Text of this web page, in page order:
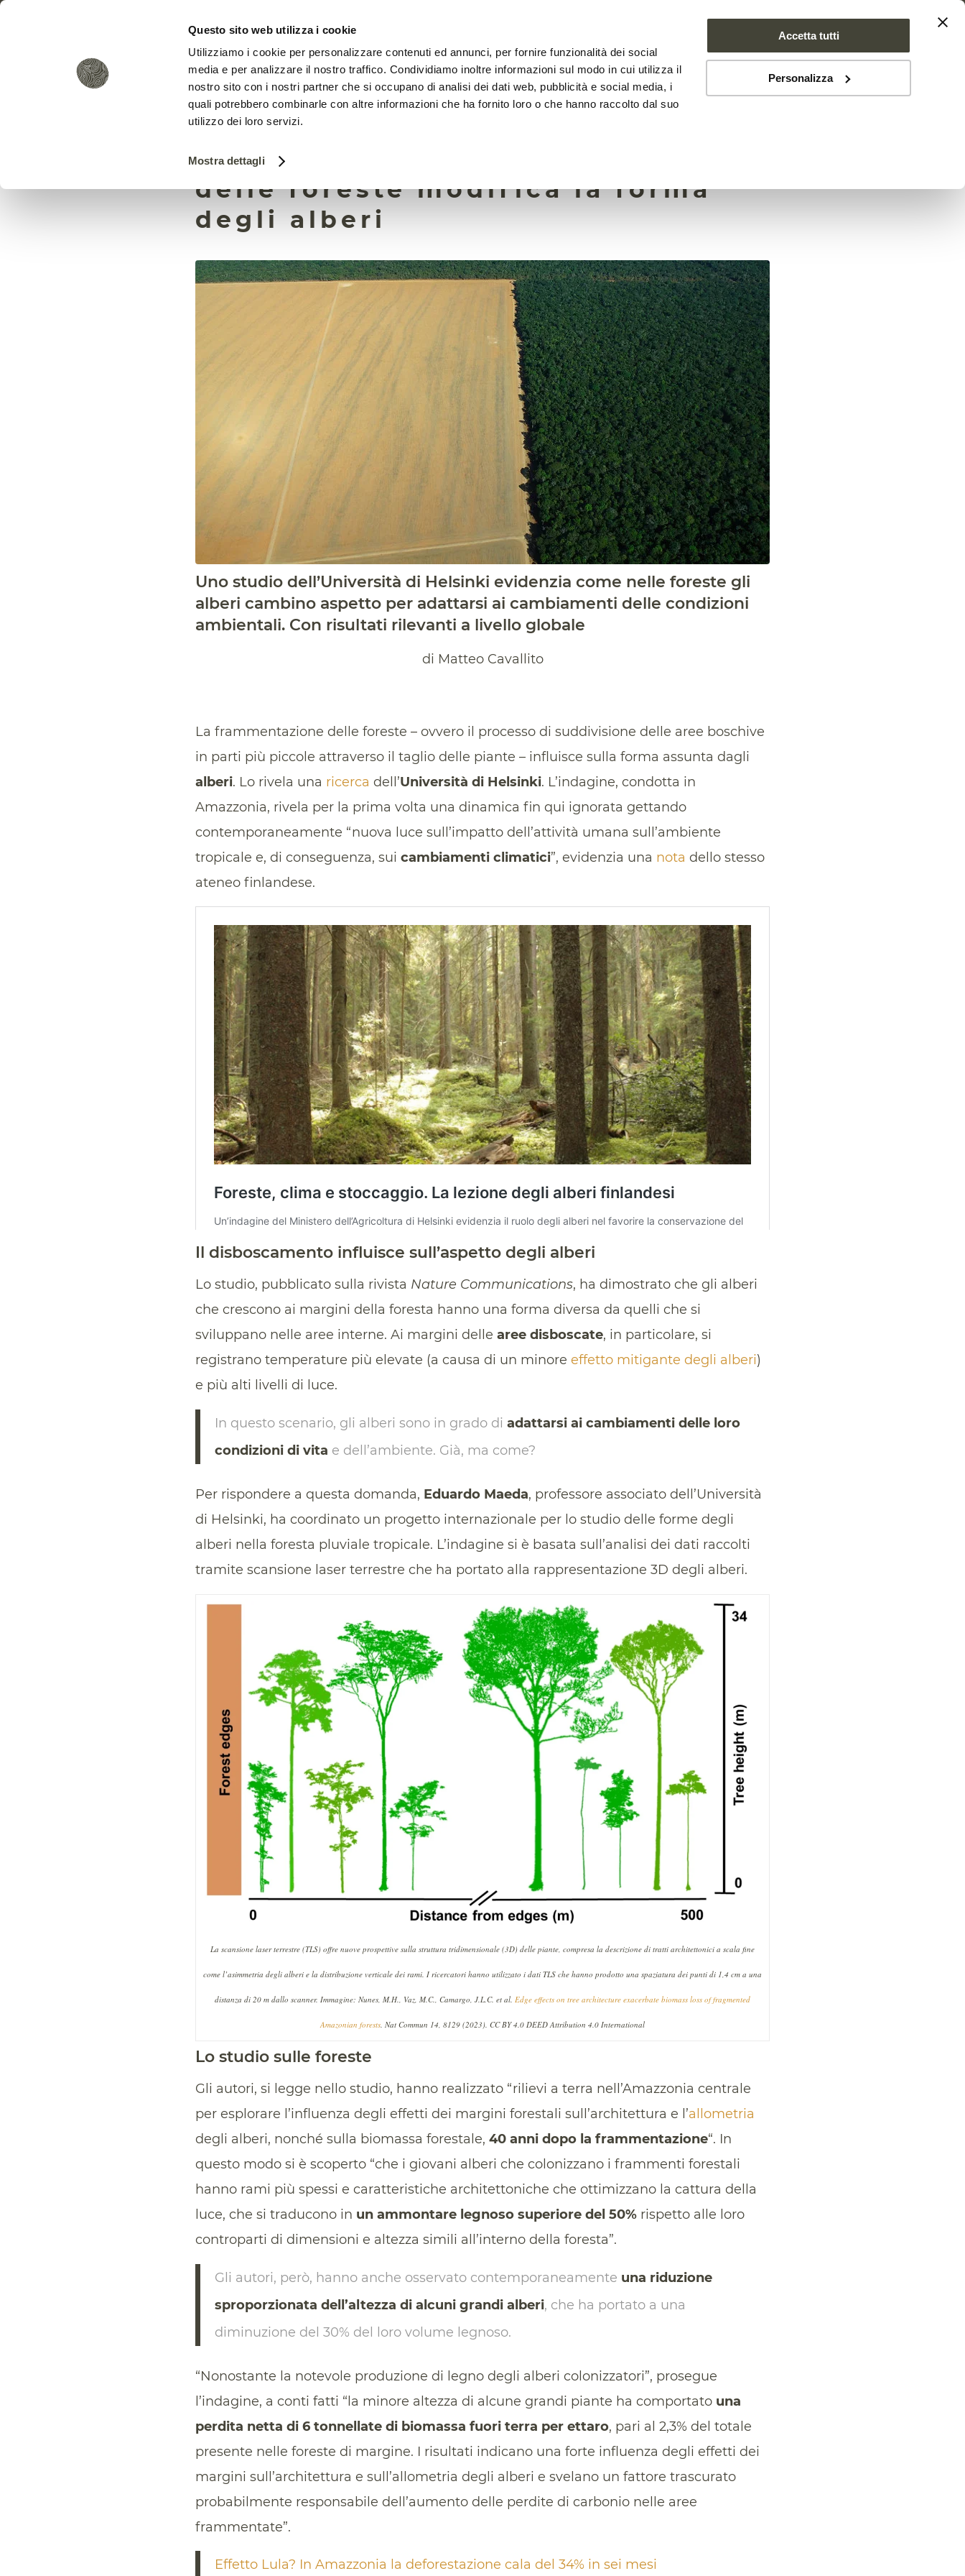
Questo sito web utilizza i cookie
Utilizziamo i cookie per personalizzare contenuti ed annunci, per fornire funzionalità dei social
media e per analizzare il nostro traffico. Condividiamo inoltre informazioni sul modo in cui utilizza il
nostro sito con i nostri partner che si occupano di analisi dei dati web, pubblicità e social media, i
quali potrebbero combinarle con altre informazioni che ha fornito loro o che hanno raccolto dal suo
utilizzo dei loro servizi.
Mostra dettagli
Accetta tutti
Personalizza
LA FONDAZIONE ATTIVITÀ RISORSE LIGHTHOUSE FARMS NEWS CONTATTI
In Amazzonia la frammentazione
delle foreste modifica la forma
degli alberi
Uno studio dell’Università di Helsinki evidenzia come nelle foreste gli
alberi cambino aspetto per adattarsi ai cambiamenti delle condizioni
ambientali. Con risultati rilevanti a livello globale
di Matteo Cavallito
La frammentazione delle foreste – ovvero il processo di suddivisione delle aree boschive
in parti più piccole attraverso il taglio delle piante – influisce sulla forma assunta dagli
alberi. Lo rivela una ricerca dell’Università di Helsinki. L’indagine, condotta in
Amazzonia, rivela per la prima volta una dinamica fin qui ignorata gettando
contemporaneamente “nuova luce sull’impatto dell’attività umana sull’ambiente
tropicale e, di conseguenza, sui cambiamenti climatici”, evidenzia una nota dello stesso
ateneo finlandese.
Il disboscamento influisce sull’aspetto degli alberi
Lo studio, pubblicato sulla rivista Nature Communications, ha dimostrato che gli alberi
che crescono ai margini della foresta hanno una forma diversa da quelli che si
sviluppano nelle aree interne. Ai margini delle aree disboscate, in particolare, si
registrano temperature più elevate (a causa di un minore effetto mitigante degli alberi)
e più alti livelli di luce.
In questo scenario, gli alberi sono in grado di adattarsi ai cambiamenti delle loro
condizioni di vita e dell’ambiente. Già, ma come?
Per rispondere a questa domanda, Eduardo Maeda, professore associato dell’Università
di Helsinki, ha coordinato un progetto internazionale per lo studio delle forme degli
alberi nella foresta pluviale tropicale. L’indagine si è basata sull’analisi dei dati raccolti
tramite scansione laser terrestre che ha portato alla rappresentazione 3D degli alberi.
La scansione laser terrestre (TLS) offre nuove prospettive sulla struttura tridimensionale (3D) delle piante, compresa la descrizione di tratti architettonici a scala fine
come l’asimmetria degli alberi e la distribuzione verticale dei rami. I ricercatori hanno utilizzato i dati TLS che hanno prodotto una spaziatura dei punti di 1,4 cm a una
distanza di 20 m dallo scanner. Immagine: Nunes, M.H., Vaz, M.C., Camargo, J.L.C. et al. Edge effects on tree architecture exacerbate biomass loss of fragmented
Amazonian forests . Nat Commun 14, 8129 (2023). CC BY 4.0 DEED Attribution 4.0 International
Lo studio sulle foreste
Gli autori, si legge nello studio, hanno realizzato “rilievi a terra nell’Amazzonia centrale
per esplorare l’influenza degli effetti dei margini forestali sull’architettura e l’allometria
degli alberi, nonché sulla biomassa forestale, 40 anni dopo la frammentazione“. In
questo modo si è scoperto “che i giovani alberi che colonizzano i frammenti forestali
hanno rami più spessi e caratteristiche architettoniche che ottimizzano la cattura della
luce, che si traducono in un ammontare legnoso superiore del 50% rispetto alle loro
controparti di dimensioni e altezza simili all’interno della foresta”.
Gli autori, però, hanno anche osservato contemporaneamente una riduzione
sproporzionata dell’altezza di alcuni grandi alberi, che ha portato a una
diminuzione del 30% del loro volume legnoso.
“Nonostante la notevole produzione di legno degli alberi colonizzatori”, prosegue
l’indagine, a conti fatti “la minore altezza di alcune grandi piante ha comportato una
perdita netta di 6 tonnellate di biomassa fuori terra per ettaro, pari al 2,3% del totale
presente nelle foreste di margine. I risultati indicano una forte influenza degli effetti dei
margini sull’architettura e sull’allometria degli alberi e svelano un fattore trascurato
probabilmente responsabile dell’aumento delle perdite di carbonio nelle aree
frammentate”.
Effetto Lula? In Amazzonia la deforestazione cala del 34% in sei mesi